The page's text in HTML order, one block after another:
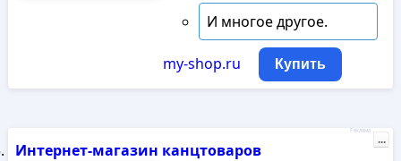
И многое другое.
my-shop.ru Купить
Интернет-магазин канцтоваров
Реклама
...